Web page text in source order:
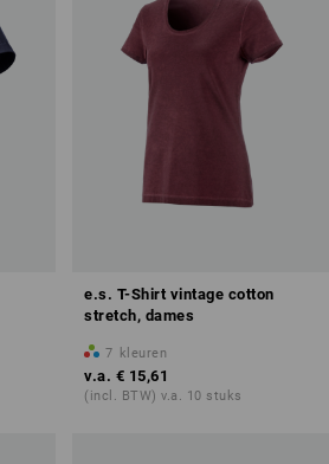
e.s. T-Shirt vintage cotton
stretch, dames
7 kleuren
v.a. € 15,61
(incl. BTW) v.a. 10 stuks